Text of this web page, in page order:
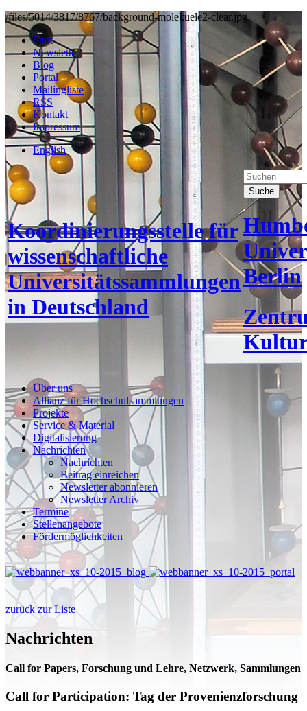
/files/5014/3817/8767/background-molekuele2-clear.jpg
Start
Newsletter
Blog
Portal
Mailingliste
RSS
Kontakt
Impressum
English
Koordinierungsstelle für
wissenschaftliche
Universitätssammlungen
in Deutschland
Suche
Berlin
Über uns
Allianz für Hochschulsammlungen
Projekte
Service & Material
Digitalisierung
Nachrichten
Nachrichten
Beitrag einreichen
Newsletter abonnieren
Newsletter Archiv
Termine
Stellenangebote
Fördermöglichkeiten
zurück zur Liste
Nachrichten
Call for Papers, Forschung und Lehre, Netzwerk, Sammlungen
Call for Participation: Tag der Provenienzforschung